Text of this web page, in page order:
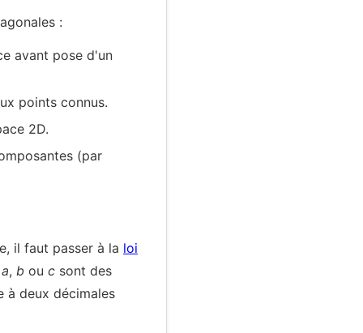
:
avant pose d'un
points connus.
2D.
(par
il faut passer à la loi
a, b ou c sont des
à deux décimales